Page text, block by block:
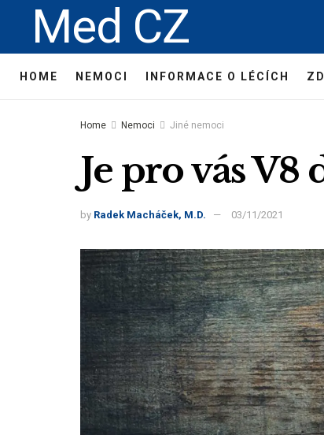
Med CZ
HOME NEMOCI INFORMACE O LÉCÍCH
Home Nemoci Jiné nemoci
Je pro vás V8
by Radek Macháček, M.D. 03/11/2021